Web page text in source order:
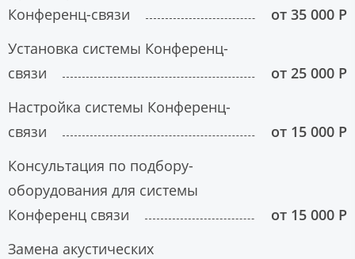
Конференц-связи
от 35 000 Р
Установка системы Конференц-
связи
от 25 000 Р
Настройка системы Конференц-
связи
от 15 000 Р
Консультация по подбору-
оборудования для системы
Конференц связи
от 15 000 Р
Замена акустических